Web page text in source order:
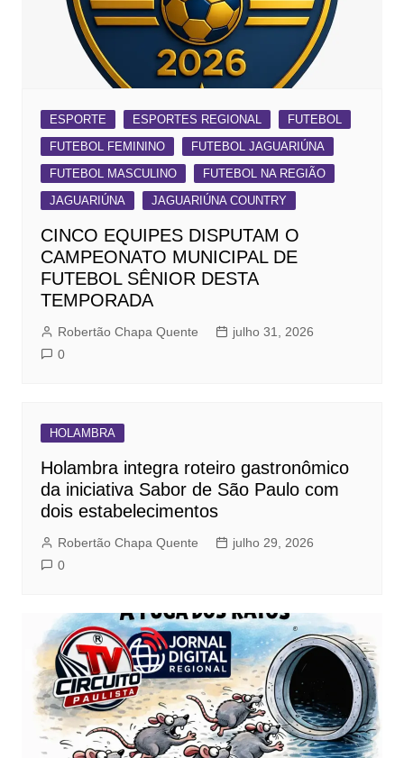
ESPORTE ESPORTES REGIONAL
FUTEBOL
FUTEBOL FEMININO
FUTEBOL JAGUARIÚNA
FUTEBOL MASCULINO
FUTEBOL NA REGIÃO
JAGUARIÚNA
JAGUARIÚNA COUNTRY
CINCO EQUIPES DISPUTAM O
CAMPEONATO MUNICIPAL DE
FUTEBOL SÊNIOR DESTA
TEMPORADA
Robertão Chapa Quente
julho 31, 2026
0
HOLAMBRA
Holambra integra roteiro gastronômico
da iniciativa Sabor de São Paulo com
dois estabelecimentos
Robertão Chapa Quente
julho 29, 2026
0